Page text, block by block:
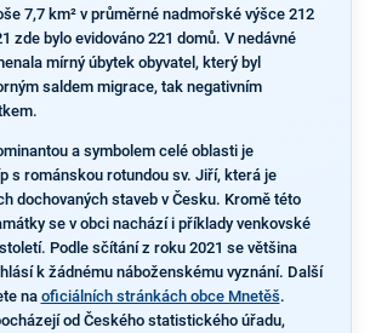
7,7 km² v průměrné nadmořské výšce 212
zde bylo evidováno 221 domů. V nedávné
mírný úbytek obyvatel, který byl
saldem migrace, tak negativním
a symbolem celé oblasti je
s románskou rotundou sv. Jiří, která je
dochovaných staveb v Česku. Kromě této
se v obci nachází i příklady venkovské
Podle sčítání z roku 2021 se většina
k žádnému náboženskému vyznání. Další
naoficiálních stránkách obce Mnetěš.
od Českého statistického úřadu,